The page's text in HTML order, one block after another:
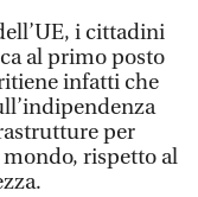
i cittadini
al primo posto
infatti che
per
rispetto al